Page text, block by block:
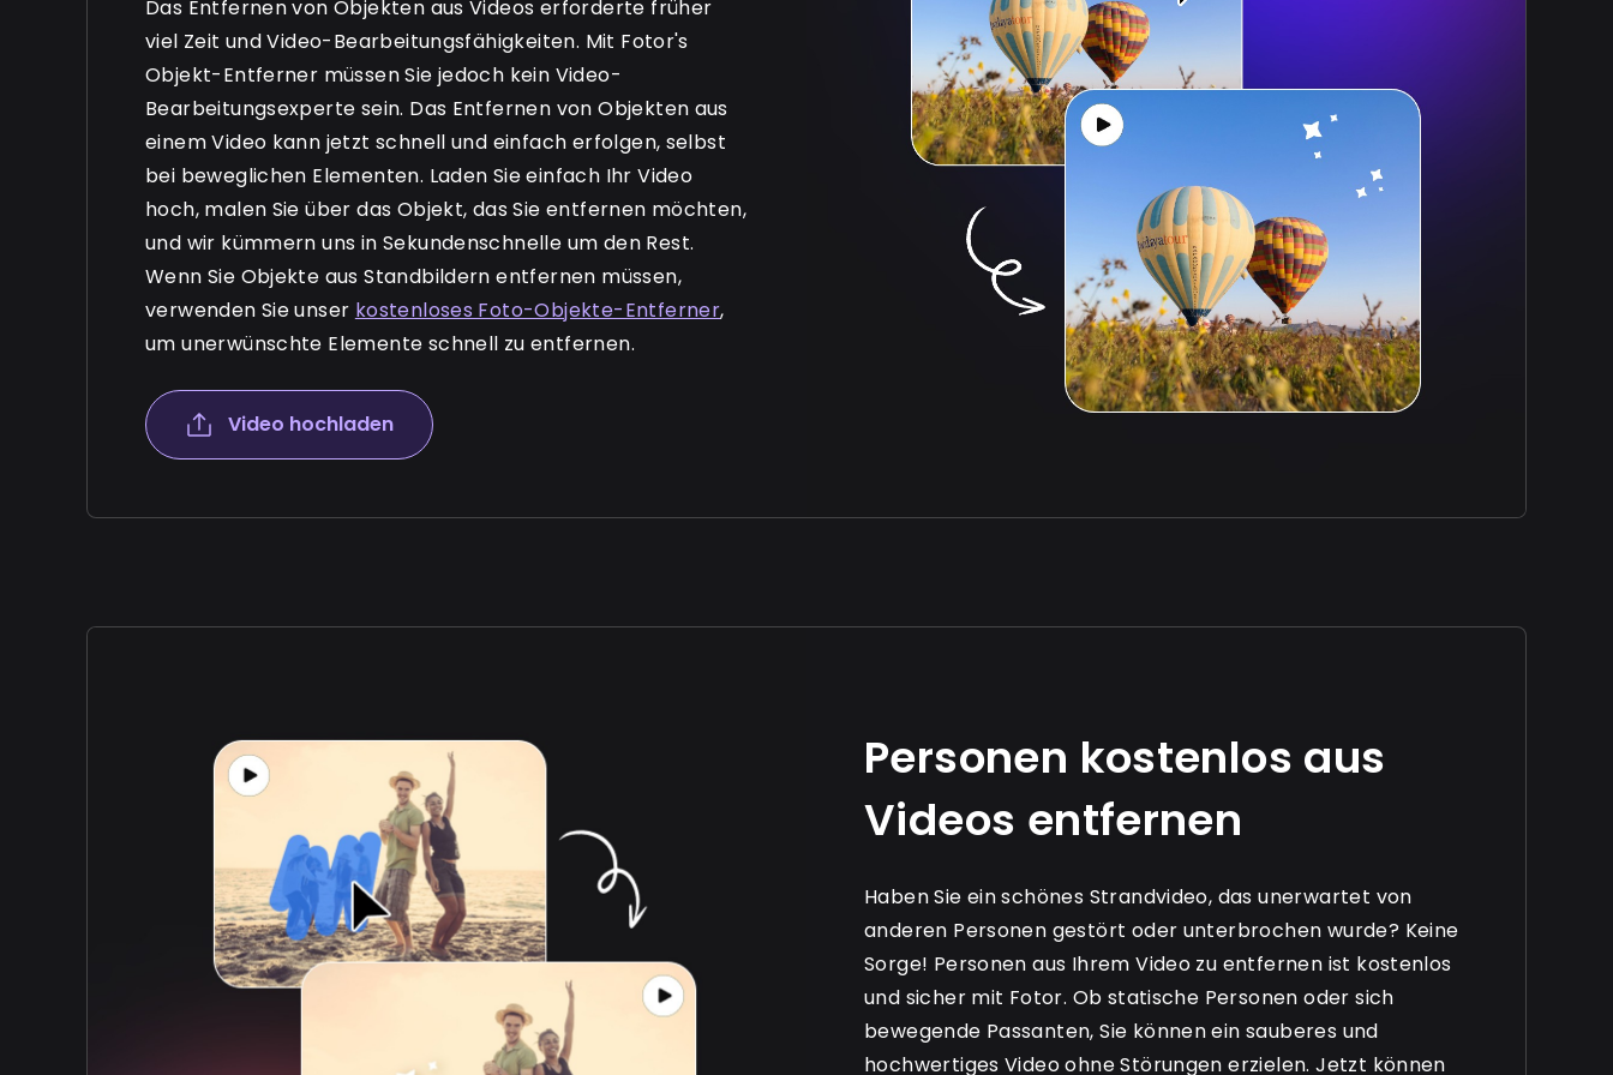
Das Entfernen von Objekten aus Videos erforderte früher
viel Zeit und Video-Bearbeitungsfähigkeiten. Mit Fotor's
Objekt-Entferner müssen Sie jedoch kein Video-
Bearbeitungsexperte sein. Das Entfernen von Objekten aus
einem Video kann jetzt schnell und einfach erfolgen, selbst
bei beweglichen Elementen. Laden Sie einfach Ihr Video
hoch, malen Sie über das Objekt, das Sie entfernen möchten,
und wir kümmern uns in Sekundenschnelle um den Rest.
Wenn Sie Objekte aus Standbildern entfernen müssen,
verwenden Sie unser kostenloses Foto-Objekte-Entferner,
um unerwünschte Elemente schnell zu entfernen.
Video hochladen
Personen kostenlos aus
Videos entfernen
Haben Sie ein schönes Strandvideo, das unerwartet von
anderen Personen gestört oder unterbrochen wurde? Keine
Sorge! Personen aus Ihrem Video zu entfernen ist kostenlos
und sicher mit Fotor. Ob statische Personen oder sich
bewegende Passanten, Sie können ein sauberes und
hochwertiges Video ohne Störungen erzielen. Jetzt können